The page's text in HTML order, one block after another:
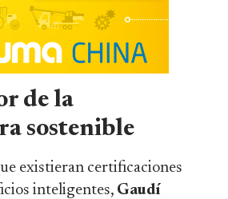
de la
sostenible
existieran certificaciones
inteligentes, Gaudí